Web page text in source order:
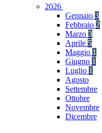
2026
Gennaio 3
Febbraio 2
Marzo 3
Aprile 5
Maggio 1
Giugno 1
Luglio 1
Agosto
Settembre
Ottobre
Novembre
Dicembre